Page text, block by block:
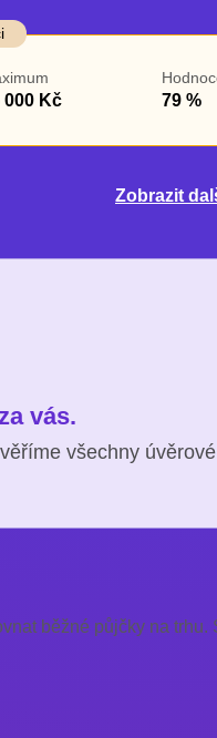
000 Kč 79 %
Zobrazit
vás.
všechny
běžné půjčky na